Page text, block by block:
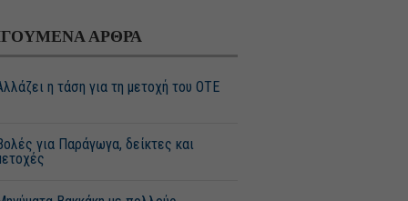
ΑΡΘΡΑ
η τάση για τη μετοχή του ΟΤΕ
για Παράγωγα, δείκτες και